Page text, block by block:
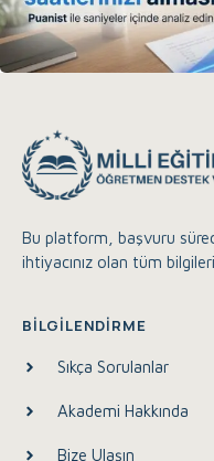
Bu platform, başvuru
ihtiyacınız olan tüm
BILGILENDIRME
Sıkça Sorulanlar
Akademi Hakkında
Bize Ulaşın
Çevrimiçi